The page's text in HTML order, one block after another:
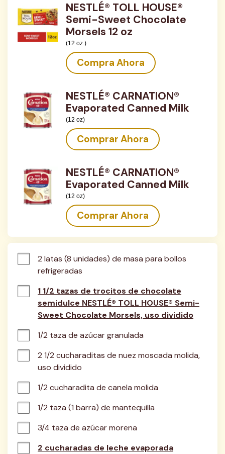
NESTLÉ® TOLL HOUSE®
Semi-Sweet Chocolate
Morsels 12 oz
(12 oz.)
Compra Ahora
NESTLÉ® CARNATION®
Evaporated Canned Milk
(12 oz)
Comprar Ahora
NESTLÉ® CARNATION®
Evaporated Canned Milk
(12 oz)
Comprar Ahora
2 latas (8 unidades) de masa para bollos
refrigeradas
1 1/2 tazas de trocitos de chocolate
semidulce NESTLÉ® TOLL HOUSE® Semi-
Sweet Chocolate Morsels, uso dividido
1/2 taza de azúcar granulada
2 1/2 cucharaditas de nuez moscada molida,
uso dividido
1/2 cucharadita de canela molida
1/2 taza (1 barra) de mantequilla
3/4 taza de azúcar morena
2 cucharadas de leche evaporada